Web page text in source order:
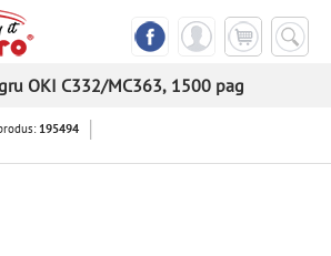
OKI C332/MC363, 1500 pag
195494